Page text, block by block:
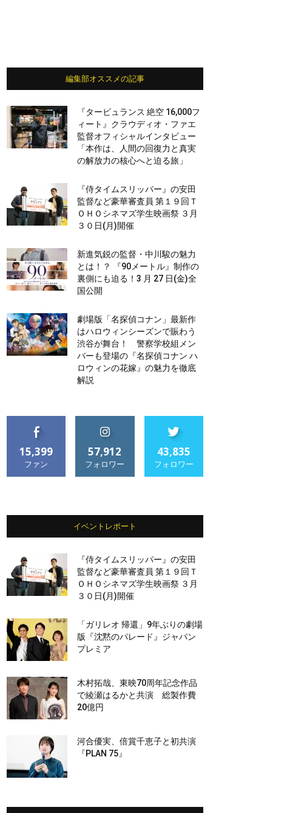
編集部オススメの記事
『タービュランス 絶空 16,000フ
ィート』クラウディオ・ファエ
監督オフィシャルインタビュー
「本作は、人間の回復力と真実
の解放力の核心へと迫る旅」
『侍タイムスリッパー』の安田
監督など豪華審査員 第１９回Ｔ
ＯＨＯシネマズ学生映画祭 ３月
３０日(月)開催
新進気鋭の監督・中川駿の魅力
とは！？ 『90メートル』制作の
裏側にも迫る！3 月 27 日(金)全
国公開
劇場版「名探偵コナン」最新作
はハロウィンシーズンで賑わう
渋谷が舞台！ 警察学校組メン
バーも登場の『名探偵コナン ハ
ロウィンの花嫁』の魅力を徹底
解説
15,399
ファン
57,912
フォロワー
43,835
フォロワー
イベントレポート
『侍タイムスリッパー』の安田
監督など豪華審査員 第１９回Ｔ
ＯＨＯシネマズ学生映画祭 ３月
３０日(月)開催
「ガリレオ 帰還」9年ぶりの劇場
版『沈黙のパレード』ジャパン
プレミア
木村拓哉、東映70周年記念作品
で綾瀬はるかと共演 総製作費
20億円
河合優実、倍賞千恵子と初共演
『PLAN 75』